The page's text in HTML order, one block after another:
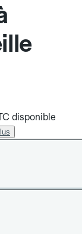
disponible